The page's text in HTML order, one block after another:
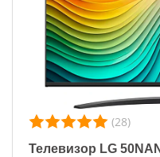
(28)
Телевизор LG